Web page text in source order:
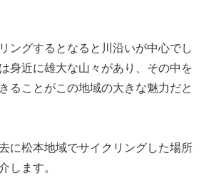
ングするとなると川沿いが中心でし
身近に雄大な山々があり、その中を
ることがこの地域の大きな魅力だと
に松本地域でサイクリングした場所
します。